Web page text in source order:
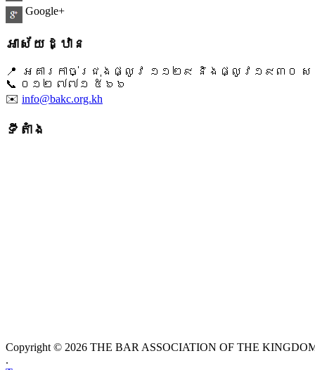
Google+
អាស័យដ្ឋាន
📍 អគារកាច់ជ្រុងផ្លូវ ១១២៩ និងផ្លូវ១៩៣០ ស
📞 ​០១២ ៧៧១ ៥៦៦
✉️ info@bakc.org.kh
ទីតាំង
Copyright © 2026 THE BAR ASSOCIATION OF THE
.